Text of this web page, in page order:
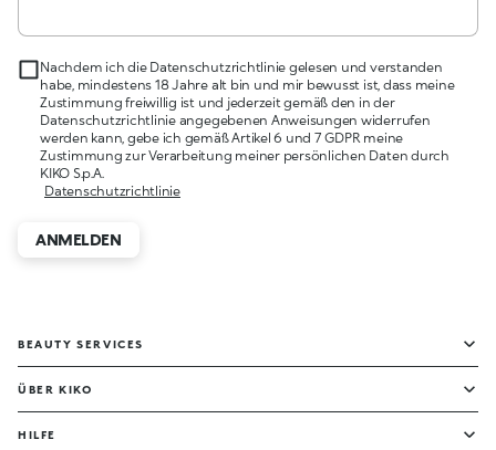
Nachdem ich die Datenschutzrichtlinie gelesen und verstanden
habe, mindestens 18 Jahre alt bin und mir bewusst ist, dass meine
Zustimmung freiwillig ist und jederzeit gemäß den in der
Datenschutzrichtlinie angegebenen Anweisungen widerrufen
werden kann, gebe ich gemäß Artikel 6 und 7 GDPR meine
Zustimmung zur Verarbeitung meiner persönlichen Daten durch
KIKO S.p.A.
Datenschutzrichtlinie
ANMELDEN
BEAUTY SERVICES
ÜBER KIKO
HILFE